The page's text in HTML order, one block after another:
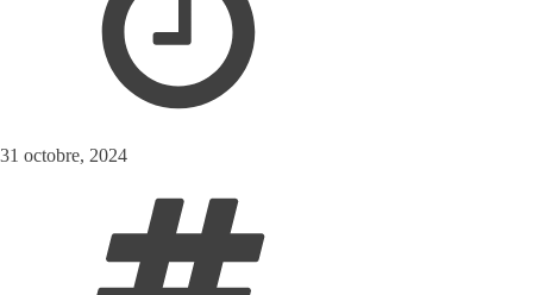
31 octobre, 2024